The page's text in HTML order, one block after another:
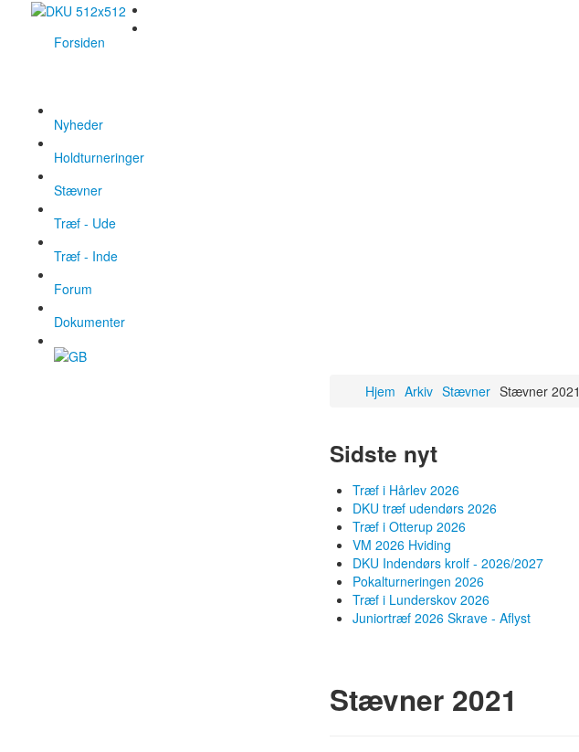
Forsiden
Nyheder
Holdturneringer
Stævner
Træf - Ude
Træf - Inde
Forum
Dokumenter
Hjem Arkiv Stævner Stævner 2021
Sidste nyt
Træf i Hårlev 2026
DKU træf udendørs 2026
Træf i Otterup 2026
VM 2026 Hviding
DKU Indendørs krolf - 2026/2027
Pokalturneringen 2026
Træf i Lunderskov 2026
Juniortræf 2026 Skrave - Aflyst
Stævner 2021